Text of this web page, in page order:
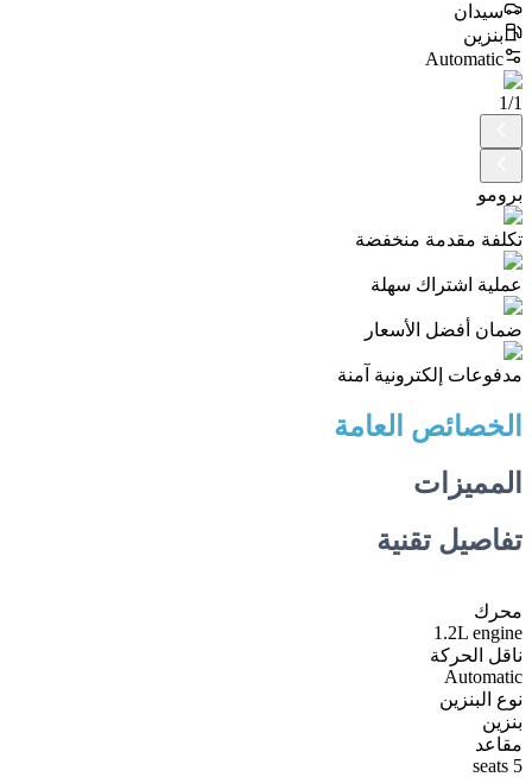
سيدان
بنزين
Automatic
1/1
برومو
تكلفة مقدمة منخفضة
عملية اشتراك سهلة
ضمان أفضل الأسعار
مدفوعات إلكترونية آمنة
الخصائص العامة
المميزات
تفاصيل تقنية
محرك
1.2L engine
ناقل الحركة
Automatic
نوع البنزين
بنزين
مقاعد
5 seats